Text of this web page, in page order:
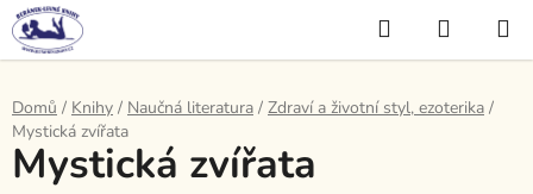
Přejít
na
obsah
Hledat
KOŠÍK
Domů / Knihy / Naučná literatura / Zdraví a životní styl, ezoterika /
Mystická zvířata
Mystická zvířata